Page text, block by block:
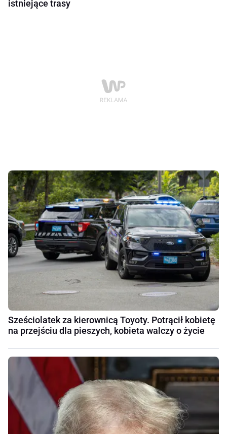
istniejące trasy
Sześciolatek za kierownicą Toyoty. Potrącił kobietę
na przejściu dla pieszych, kobieta walczy o życie